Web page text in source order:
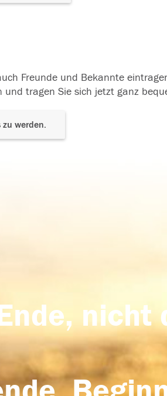
Freunde und Bekannte
tragen Sie sich jetzt ganz
werden.
nicht